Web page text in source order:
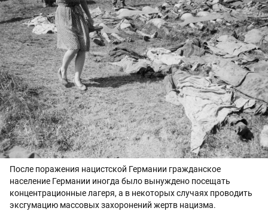
После поражения нацистской Германии гражданское
население Германии иногда было вынуждено посещать
концентрационные лагеря, а в некоторых случаях проводить
эксгумацию массовых захоронений жертв нацизма.